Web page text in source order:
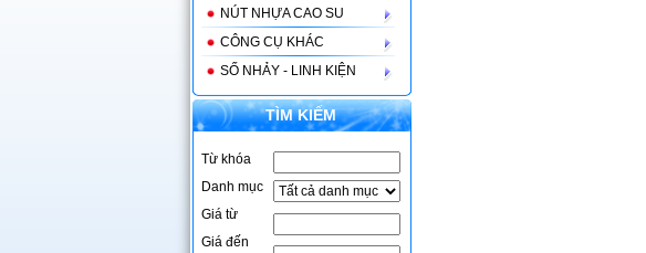
NÚT NHỰA CAO SU
CÔNG CỤ KHÁC
SỐ NHẢY - LINH KIỆN
TÌM KIẾM
Từ khóa
Danh mục
Giá từ
Giá đến
Giá bán : 123
Khuôn máy cắt đứtt